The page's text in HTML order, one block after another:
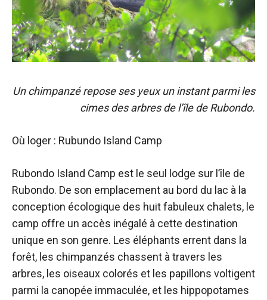
Un chimpanzé repose ses yeux un instant parmi les
cimes des arbres de l’île de Rubondo.
Où loger : Rubundo Island Camp
Rubondo Island Camp est le seul lodge sur l’île de
Rubondo. De son emplacement au bord du lac à la
conception écologique des huit fabuleux chalets, le
camp offre un accès inégalé à cette destination
unique en son genre. Les éléphants errent dans la
forêt, les chimpanzés chassent à travers les
arbres, les oiseaux colorés et les papillons voltigent
parmi la canopée immaculée, et les hippopotames